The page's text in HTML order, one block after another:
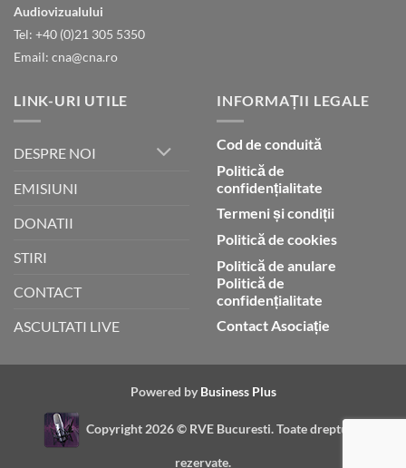
Audiovizualului
Tel: +40 (0)21 305 5350
Email: cna@cna.ro
LINK-URI UTILE
DESPRE NOI
EMISIUNI
DONATII
STIRI
CONTACT
ASCULTATI LIVE
INFORMAȚII LEGALE
Cod de conduită
Politică de
confidențialitate
Termeni și condiții
Politică de cookies
Politică de anulare
Politică de
confidențialitate
Contact Asociație
Powered by Business Plus
Copyright 2026 © RVE Bucuresti. Toate drepturile
rezervate.